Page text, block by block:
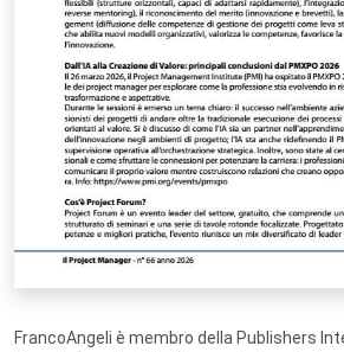
FrancoAngeli è membro della Publishers